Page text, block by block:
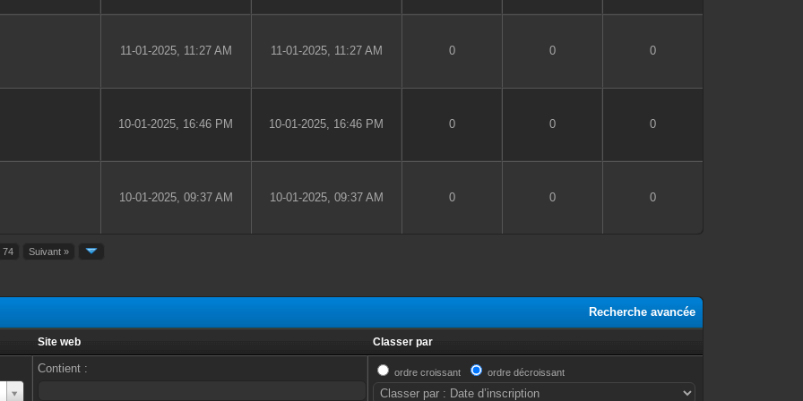
11-01-2025, 11:27 AM 11-01-2025, 11:27 AM 0 0 0
10-01-2025, 16:46 PM 10-01-2025, 16:46 PM 0 0 0
10-01-2025, 09:37 AM 10-01-2025, 09:37 AM 0 0 0
74 Suivant »
Recherche avancée
Site web Classer par
Contient : ordre croissant ordre décroissant